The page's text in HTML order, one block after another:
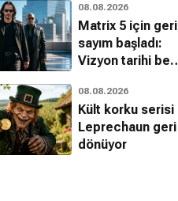
eleştirilerine
yanıt
08.08.2026
Matrix 5 için geri
sayım başladı:
Vizyon tarihi belli
08.08.2026
Kült korku serisi
Leprechaun geri
dönüyor